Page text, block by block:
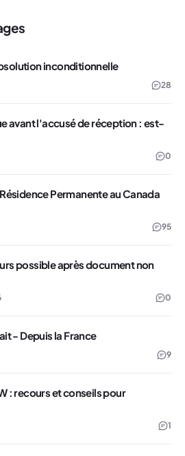
inconditionnelle
28
avant l'accusé de réception : est-
0
Permanente au Canada
95
possible après document non
0
- Depuis la France
9
: recours et conseils pour
1